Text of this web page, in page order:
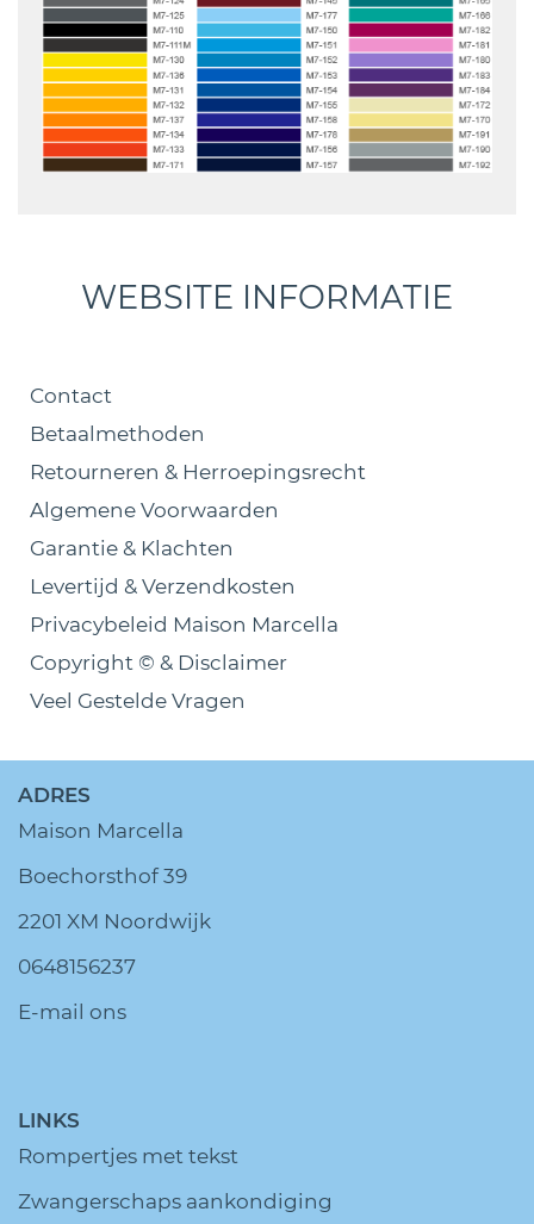
WEBSITE INFORMATIE
Contact
Betaalmethoden
Retourneren & Herroepingsrecht
Algemene Voorwaarden
Garantie & Klachten
Levertijd & Verzendkosten
Privacybeleid Maison Marcella
Copyright © & Disclaimer
Veel Gestelde Vragen
ADRES
Maison Marcella
Boechorsthof 39
2201 XM Noordwijk
0648156237
E-mail ons
LINKS
Rompertjes met tekst
Zwangerschaps aankondiging